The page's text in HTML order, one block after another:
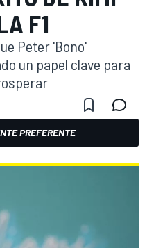
F1
Peter 'Bono'
un papel clave para
PREFERENTE